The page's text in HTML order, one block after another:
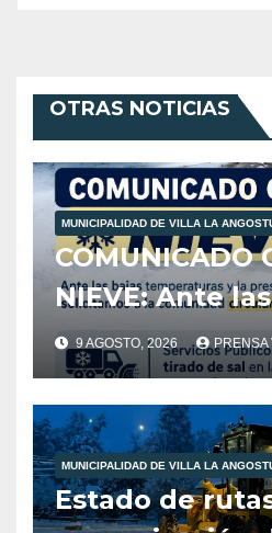
OTRAS NOTICIAS
MUNICIPALIDAD DE VILLA LA
COMUNICADO
NIEVE: Ante
temperaturas
presencia de
calzada,
comunidad
precauciones
9 AGOSTO, 2026 PRENSA
MUNICIPALIDAD DE VILLA LA
Estado de